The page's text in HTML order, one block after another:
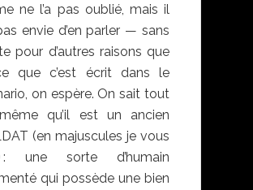
ne l’a pas oublié, mais il
envie d’en parler — sans
pour d’autres raisons que
que c’est écrit dans le
on espère. On sait tout
qu’il est un ancien
(en majuscules je vous
: une sorte d’humain
qui possède une bien